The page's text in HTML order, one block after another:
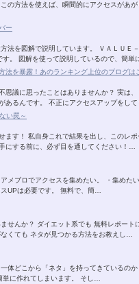
の方法を使えば、瞬間的にアクセスがあ
ー
法を図解で説明しています。 ＶＡＬＵＥ
。 図解を使って説明しているので、簡単
法を暴露！あのランキング上位のブログは
思議に思ったことはありませんか？ 実は
あるんです。 不正にアクセスアップをし
い罠～
す！ 私自身これで結果を出し、このレ
にする前に、必ず目を通してください！…
メブロでアクセスを集めたい。 ・集めた
UPは必要です。 無料で、簡…
せんか？ ダイエット系でも 無料レポート
くても ネタが見つかる方法をお教えし…
体どこから「ネタ」を持ってきているの
に作れてしまいます。 そし…